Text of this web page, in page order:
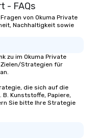
- FAQs
von Okuma Private
Nachhaltigkeit sowie
zu im Okuma Private
Strategien für
die sich auf die
Kunststoffe, Papiere,
Sie bitte Ihre Strategie